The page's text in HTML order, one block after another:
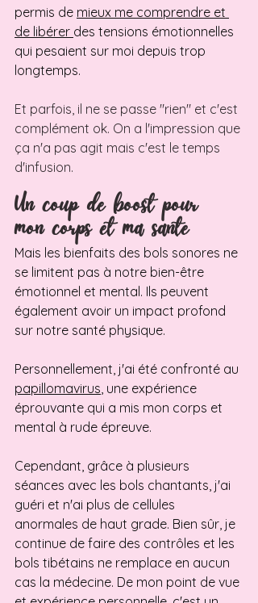
permis de mieux me comprendre et
de libérer des tensions émotionnelles
qui pesaient sur moi depuis trop
longtemps.
Et parfois, il ne se passe "rien" et c'est
complément ok. On a l'impression que
ça n'a pas agit mais c'est le temps
d'infusion.
Un coup de boost pour
mon corps et ma sante
Mais les bienfaits des bols sonores ne
se limitent pas à notre bien-être
émotionnel et mental. Ils peuvent
également avoir un impact profond
sur notre santé physique.
Personnellement, j'ai été confronté au
papillomavirus, une expérience
éprouvante qui a mis mon corps et
mental à rude épreuve.
Cependant, grâce à plusieurs
séances avec les bols chantants, j'ai
guéri et n'ai plus de cellules
anormales de haut grade. Bien sûr, je
continue de faire des contrôles et les
bols tibétains ne remplace en aucun
cas la médecine. De mon point de vue